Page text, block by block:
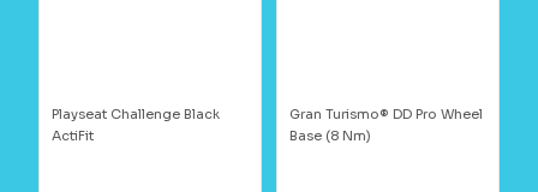
Playseat Challenge Black
ActiFit
Gran Turismo® DD Pro Wheel
Base (8 Nm)